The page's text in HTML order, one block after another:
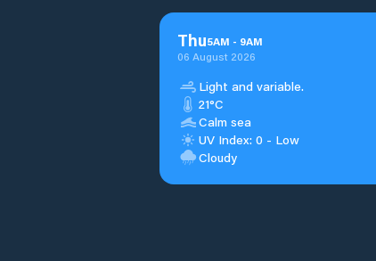
Thu5AM - 9AM
06 August 2026
Light and variable.
21°C
Calm sea
UV Index: 0 - Low
Cloudy